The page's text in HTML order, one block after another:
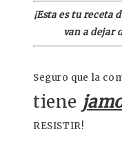
¡Esta es tu receta
van a dejar
Seguro que la
tiene
RESISTIR!